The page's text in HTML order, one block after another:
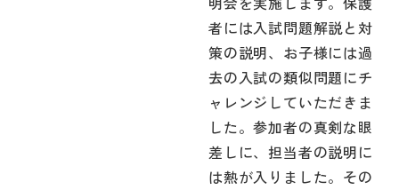
者には入試問題解説と対
策の説明、お子様には過
去の入試の類似問題にチ
ャレンジしていただきま
した。参加者の真剣な眼
差しに、担当者の説明に
は熱が入りました。その